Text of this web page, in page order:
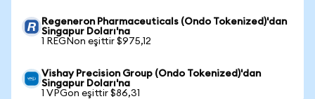
Regeneron Pharmaceuticals (Ondo Tokenized)'dan
Singapur Doları'na
1 REGNon eşittir $975,12
Vishay Precision Group (Ondo Tokenized)'dan
Singapur Doları'na
1 VPGon eşittir $86,31